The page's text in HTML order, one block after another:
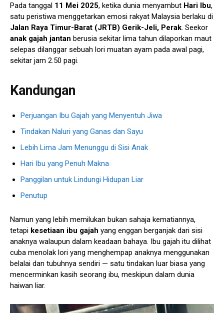
Pada tanggal 11 Mei 2025, ketika dunia menyambut Hari Ibu,
satu peristiwa menggetarkan emosi rakyat Malaysia berlaku di
Jalan Raya Timur-Barat (JRTB) Gerik-Jeli, Perak. Seekor
anak gajah jantan berusia sekitar lima tahun dilaporkan maut
selepas dilanggar sebuah lori muatan ayam pada awal pagi,
sekitar jam 2.50 pagi.
Kandungan
Perjuangan Ibu Gajah yang Menyentuh Jiwa
Tindakan Naluri yang Ganas dan Sayu
Lebih Lima Jam Menunggu di Sisi Anak
Hari Ibu yang Penuh Makna
Panggilan untuk Lindungi Hidupan Liar
Penutup
Namun yang lebih memilukan bukan sahaja kematiannya,
tetapi kesetiaan ibu gajah yang enggan berganjak dari sisi
anaknya walaupun dalam keadaan bahaya. Ibu gajah itu dilihat
cuba menolak lori yang menghempap anaknya menggunakan
belalai dan tubuhnya sendiri — satu tindakan luar biasa yang
mencerminkan kasih seorang ibu, meskipun dalam dunia
haiwan liar.